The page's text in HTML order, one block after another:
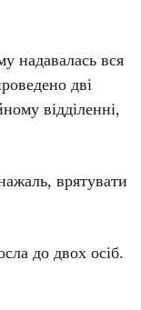
надавалась вся
дві
відділенні,
врятувати
до двох осіб.